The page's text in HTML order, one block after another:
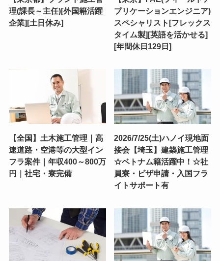
理(課長～主任)[外国籍活躍
企業][土日休み]
プリケーションエンジニア)
スペシャリスト[フレックス
タイム製][英語を活かせる]
[年間休日129日]
【全国】土木施工管理｜高
速道路・空港等の大型イン
フラ案件｜年収400～800万
円｜社宅・寮完備
2026/7/25(土)ハノイ現地面
接会【埼玉】建築施工管理
☆ベトナム籍活躍中！☆社
員寮・ビザ申請・入国フラ
イトサポート有